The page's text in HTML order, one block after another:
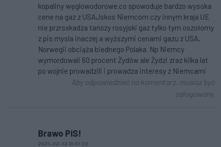
kopaliny węglowodorowe.co spowoduje bardzo wysoka
cene na gaz z USAJskos Niemcom czy innym kraja UE
nie przrsxkadza tańszy rosyjski gaz tylko tym oszołomy
z pis mysla inaczej a wyższymi cenami gazu z USA,
Norwegii obciąża biednego Polaka. Np Niemcy
wymordowali 60 procent Żydów ale Żydzi zraz kilka lat
po wojnie prowadzili i prowadza interesy z Niemcami
Aby odpowiedzieć na komentarz, musisz być
zalogowany.
Brawo PiS!
2021-02-12 10:01:22